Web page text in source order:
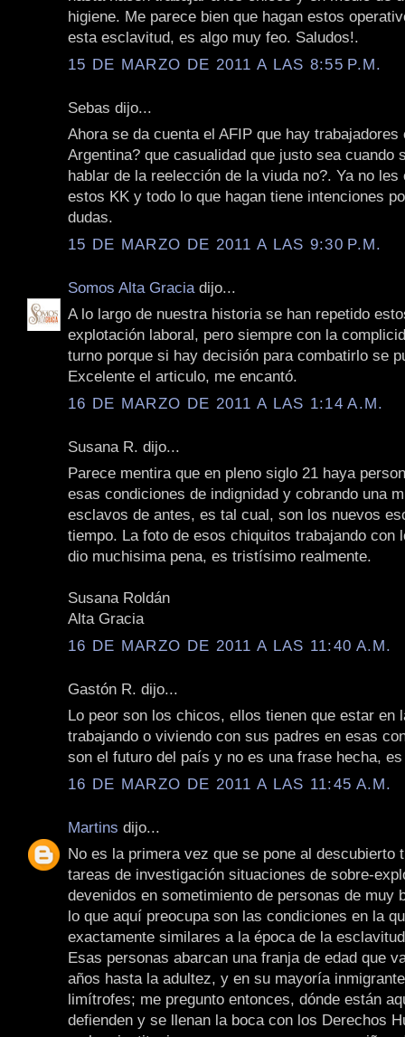
higiene. Me parece bien que hagan estos
esta esclavitud, es algo muy feo. Saludos!.
15 DE MARZO DE 2011 A LAS 8:55 P.M.
Sebas dijo...
Ahora se da cuenta el AFIP que hay trabajadores
Argentina? que casualidad que justo sea cuando
hablar de la reelección de la viuda no?. Ya no les
estos KK y todo lo que hagan tiene intenciones
dudas.
15 DE MARZO DE 2011 A LAS 9:30 P.M.
Somos Alta Gracia dijo...
A lo largo de nuestra historia se han repetido
explotación laboral, pero siempre con la
turno porque si hay decisión para combatirlo se
Excelente el articulo, me encantó.
16 DE MARZO DE 2011 A LAS 1:14 A.M.
Susana R. dijo...
Parece mentira que en pleno siglo 21 haya
esas condiciones de indignidad y cobrando una
esclavos de antes, es tal cual, son los nuevos
tiempo. La foto de esos chiquitos trabajando con
dio muchisima pena, es tristísimo realmente.
Susana Roldán
Alta Gracia
16 DE MARZO DE 2011 A LAS 11:40 A.M.
Gastón R. dijo...
Lo peor son los chicos, ellos tienen que estar en
trabajando o viviendo con sus padres en esas
son el futuro del país y no es una frase hecha,
16 DE MARZO DE 2011 A LAS 11:45 A.M.
Martins dijo...
No es la primera vez que se pone al descubierto
tareas de investigación situaciones de sobre-
devenidos en sometimiento de personas de muy
lo que aquí preocupa son las condiciones en la
exactamente similares a la época de la
Esas personas abarcan una franja de edad que
años hasta la adultez, y en su mayoría
limítrofes; me pregunto entonces, dónde están
defienden y se llenan la boca con los Derechos